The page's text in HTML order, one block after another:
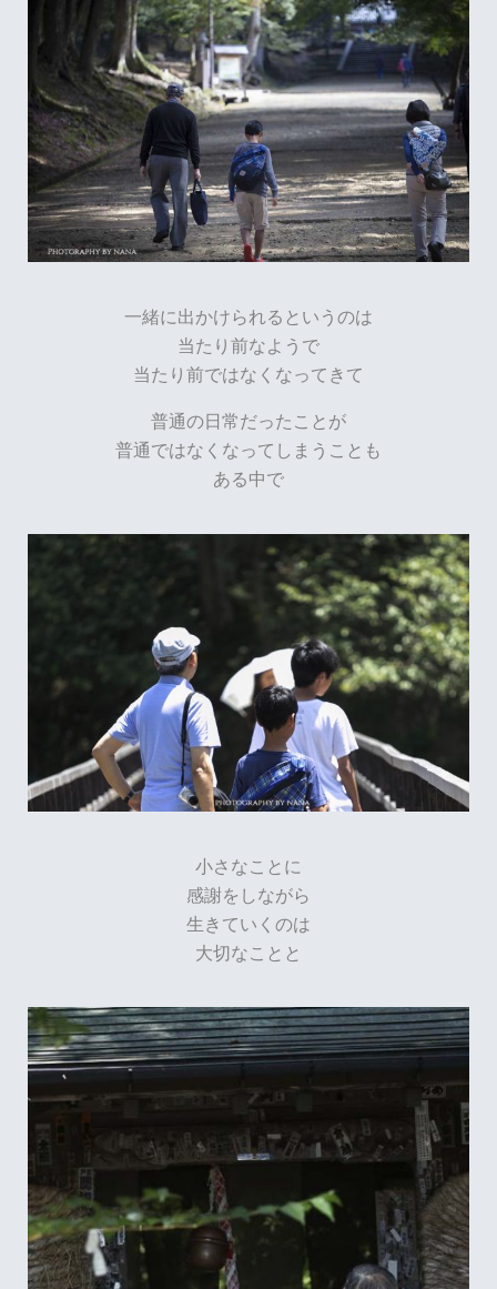
一緒に出かけられるというのは
当たり前なようで
当たり前ではなくなってきて
普通の日常だったことが
普通ではなくなってしまうことも
ある中で
小さなことに
感謝をしながら
生きていくのは
大切なことと